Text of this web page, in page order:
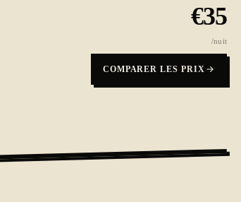
€35
/nuit
COMPARER LES PRIX